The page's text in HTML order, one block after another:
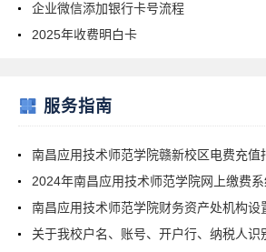
企业微信添加银行卡号流程
2025年收费明白卡
服务指南
南昌应用技术师范学院赣新校区电费充值
2024年南昌应用技术师范学院网上缴费
南昌应用技术师范学院财务资产处机构设
关于我校户名、账号、开户行、纳税人识